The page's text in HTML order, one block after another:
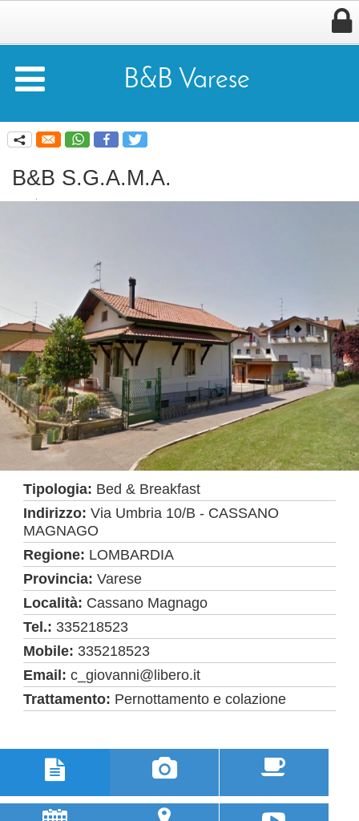

 B&B Varese
q
B&B S.G.A.M.A.
Tipologia: Bed & Breakfast
Indirizzo:Via Umbria 10/B - CASSANO
MAGNAGO
Regione: LOMBARDIA
Provincia:Varese
Località: Cassano Magnago
Tel.: 335218523
Mobile: 335218523
Email:c_giovanni@libero.it
Trattamento: Pernottamento e colazione
  